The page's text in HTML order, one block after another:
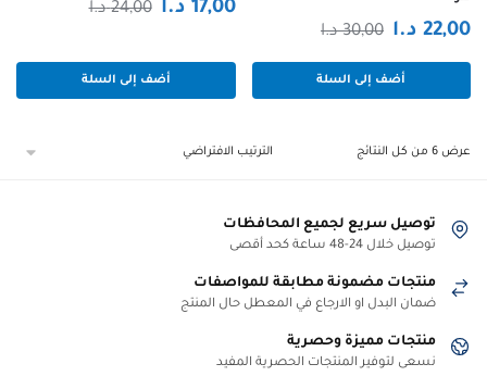
30,00 د.االسعر
الأصلي
هو:
22,00 د.ا
السعر
الحالي
هو:
أضف إلى السلة
24,00 د.االسعر
هو:
17,00 د.ا
السعر
هو:أضف إلى السلة
عرض ⁦6⁩ من كل النتائج
توصيل سريع لجميع المحافظات
توصيل خلال 24-48 ساعة كحد أقصى
منتجات مضمونة مطابقة للمواصفات
ضمان البدل او الارجاع في المعطل حال المنتج
منتجات مميزة وحصرية
نسعى لتوفير المنتجات الحصرية المفيد